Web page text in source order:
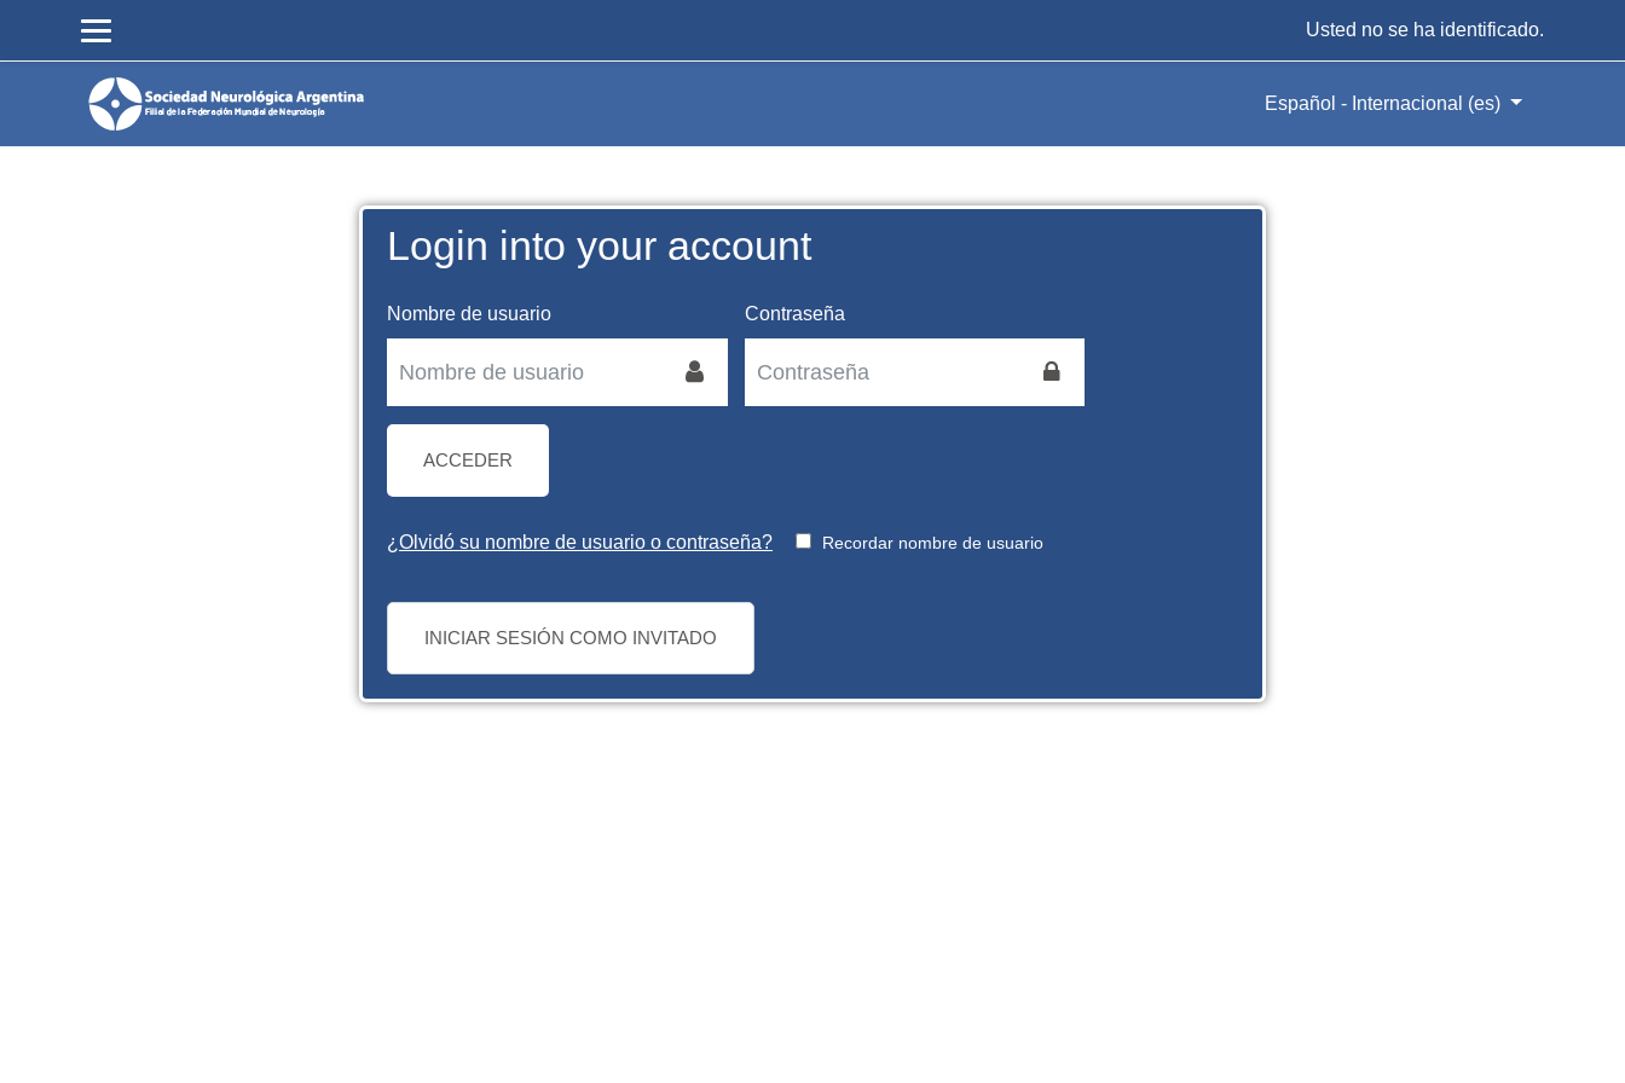
Salta al contenido principal
Usted no se ha identificado.
Español - Internacional ‎(es)‎
Login into your account
Nombre de usuario Contraseña
ACCEDER
¿Olvidó su nombre de usuario o contraseña? Recordar nombre de usuario
INICIAR SESIÓN COMO INVITADO